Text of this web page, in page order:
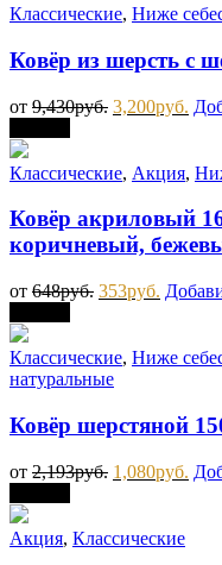
Классические, Ниже
Ковёр из шерсть с
от 9,430руб. 3,200руб.
Классические, Акция,
Ковёр акриловый
коричневый,
от 648руб. 353руб.
Классические, Ниже
натуральные
Ковёр шерстяной
от 2,193руб. 1,080руб.
Акция, Классические